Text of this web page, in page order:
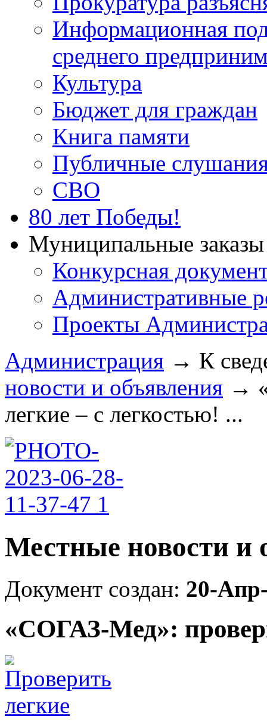
Информационная
среднего
Культура
Бюджет для граждан
Книга памяти
Публичные
СВО
80 лет Победы!
Муниципальные
Конкурсная
Административные
Проекты
Администрация → К
новости и объявления →
легкие – с легкостью! ...
Местные новости и
Документ создан: 20-
«СОГАЗ-Мед»: